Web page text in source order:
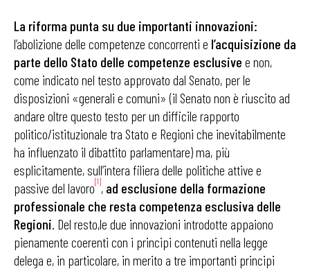
La riforma punta su due importanti innovazioni:
l’abolizione delle competenze concorrenti e l’acquisizione da
parte dello Stato delle competenze esclusive e non,
come indicato nel testo approvato dal Senato, per le
disposizioni «generali e comuni» (il Senato non è riuscito ad
andare oltre questo testo per un difficile rapporto
politico/istituzionale tra Stato e Regioni che inevitabilmente
ha influenzato il dibattito parlamentare) ma, più
esplicitamente, sull’intera filiera delle politiche attive e
passive del lavoro[1], ad esclusione della formazione
professionale che resta competenza esclusiva delle
Regioni. Del resto,le due innovazioni introdotte appaiono
pienamente coerenti con i principi contenuti nella legge
delega e, in particolare, in merito a tre importanti principi